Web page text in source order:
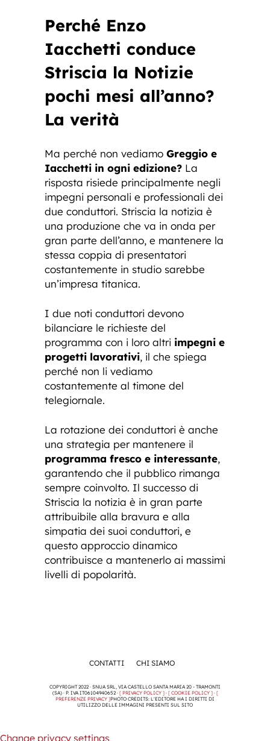
Perché Enzo
Iacchetti conduce
Striscia la Notizie
pochi mesi all’anno?
La verità
Ma perché non vediamo Greggio e
Iacchetti in ogni edizione? La
risposta risiede principalmente negli
impegni personali e professionali dei
due conduttori. Striscia la notizia è
una produzione che va in onda per
gran parte dell’anno, e mantenere la
stessa coppia di presentatori
costantemente in studio sarebbe
un’impresa titanica.
I due noti conduttori devono
bilanciare le richieste del
programma con i loro altri impegni e
progetti lavorativi, il che spiega
perché non li vediamo
costantemente al timone del
telegiornale.
La rotazione dei conduttori è anche
una strategia per mantenere il
programma fresco e interessante,
garantendo che il pubblico rimanga
sempre coinvolto. Il successo di
Striscia la notizia è in gran parte
attribuibile alla bravura e alla
simpatia dei suoi conduttori, e
questo approccio dinamico
contribuisce a mantenerlo ai massimi
livelli di popolarità.
CONTATTI CHI SIAMO
COPYRIGHT 2022 · SNUA SRL, VIA CASTELLO SANTA MARIA 20 - TRAMONTI
(SA) · P. IVA IT06104940652 · [ PRIVACY POLICY ]· [ COOKIE POLICY ]· [
PREFERENZE PRIVACY ]PHOTO CREDITS: L'EDITORE HA I DIRITTI DI
UTILIZZO DELLE IMMAGINI PRESENTI SUL SITO
Change privacy settings